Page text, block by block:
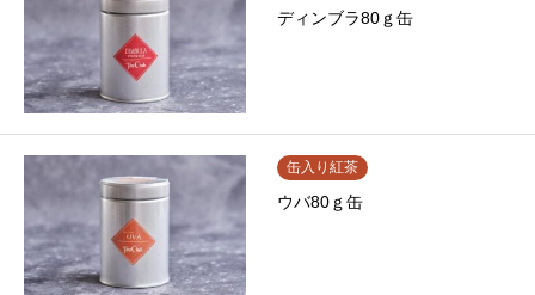
ディンブラ80ｇ缶
缶入り紅茶
ウバ80ｇ缶